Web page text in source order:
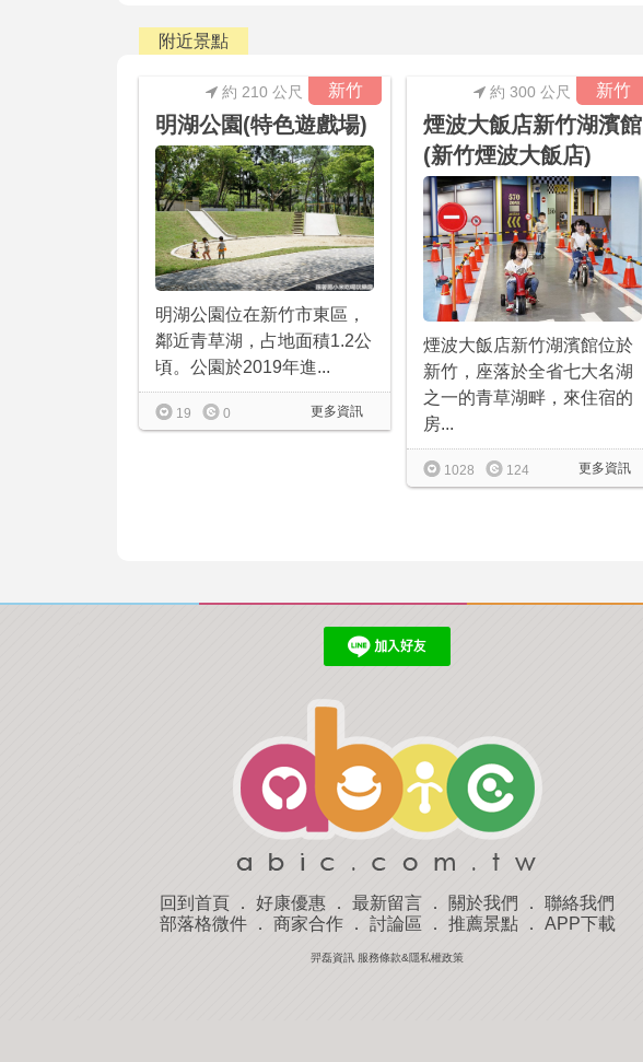
附近景點
新竹
約 210 公尺
明湖公園(特色遊戲場)
明湖公園位在新竹市東區，
鄰近青草湖，占地面積1.2公
頃。公園於2019年進...
更多資訊
19 0
新竹
約 300 公尺
煙波大飯店新竹湖濱館
(新竹煙波大飯店)
煙波大飯店新竹湖濱館位於
新竹，座落於全省七大名湖
之一的青草湖畔，來住宿的
房...
更多資訊
1028 124
回到首頁 ． 好康優惠 ． 最新留言 ． 關於我們 ． 聯絡我們
部落格微件． 商家合作． 討論區 ． 推薦景點． APP下載
羿磊資訊 服務條款&隱私權政策